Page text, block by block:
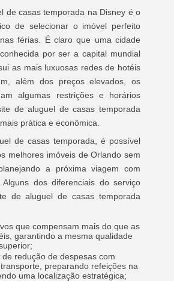
de casas temporada na Disney é o
de selecionar o imóvel perfeito
férias. É claro que uma cidade
por ser a capital mundial
as mais luxuosas redes de hotéis
além dos preços elevados, os
algumas restrições e horários
de aluguel de casas temporada
prática e econômica.
de casas temporada, é possível
melhores imóveis de Orlando sem
a próxima viagem com
Alguns dos diferenciais do serviço
de aluguel de casas temporada
que compensam mais do que as
garantindo a mesma qualidade
de redução de despesas com
preparando refeições na
uma localização estratégica;